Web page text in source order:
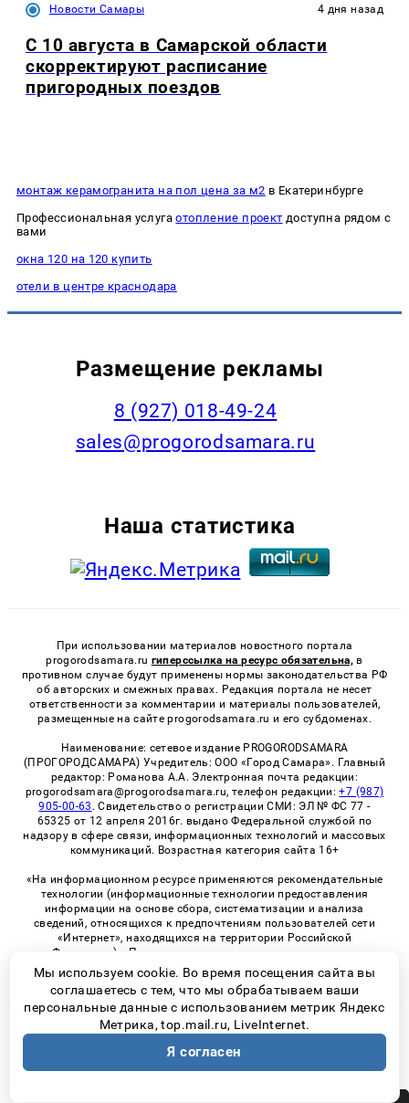
Новости Самары 4 дня назад
С 10 августа в Самарской области
скорректируют расписание
пригородных поездов
монтаж керамогранита на пол цена за м2 в Екатеринбурге
Профессиональная услугаотопление проект доступна рядом с
вами
окна 120 на 120 купить
отели в центре краснодара
Размещение рекламы
8 (927) 018-49-24
sales@progorodsamara.ru
Наша статистика
При использовании материалов новостного портала
progorodsamara.ru гиперссылка на ресурс обязательна, в
противном случае будут применены нормы законодательства РФ
об авторских и смежных правах. Редакция портала не несет
ответственности за комментарии и материалы пользователей,
размещенные на сайте progorodsamara.ru и его субдоменах.
Наименование: сетевое издание PROGORODSAMARA
(ПРОГОРОДСАМАРА) Учредитель: ООО «Город Самара». Главный
редактор: Романова А.А. Электронная почта редакции:
progorodsamara@progorodsamara.ru, телефон редакции:+7 (987)
905-00-63 . Свидетельство о регистрации СМИ: ЭЛ № ФС 77 -
65325 от 12 апреля 2016г. выдано Федеральной службой по
надзору в сфере связи, информационных технологий и массовых
коммуникаций. Возрастная категория сайта 16+
«На информационном ресурсе применяются рекомендательные
технологии (информационные технологии предоставления
информации на основе сбора, систематизации и анализа
сведений, относящихся к предпочтениям пользователей сети
«Интернет», находящихся на территории Российской
Федерации)». Правила применения рекомендательных
технологий в виджетах рекламно-обменной сети
«СМИ2» (PDF)
© 2026 «ProGorodSamara» | Все права защищены
Возрастная категория сайта 16+
Политика конфиденциальности
Мы используем cookie. Во время посещения сайта вы
соглашаетесь с тем, что мы обрабатываем ваши
персональные данные с использованием метрик Яндекс
Метрика, top.mail.ru, LiveInternet.
Я согласен